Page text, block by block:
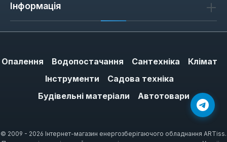
Інформація
Опалення Водопостачання Сантехніка
Клімат
Інструменти
Садова техніка
Будівельні матеріали
Автотовари
© 2009 - 2026 Інтернет-магазин енергозберігаючого обладнання ARTiss.